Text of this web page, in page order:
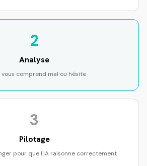
2
Analyse
vous comprend mal ou hésite
3
Pilotage
pour que l'IA raisonne correctement